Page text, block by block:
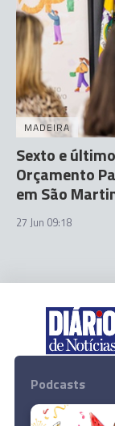
MADEIRA
Sexto e
Orçamento
em São
27 Jun 09:18
Podcasts